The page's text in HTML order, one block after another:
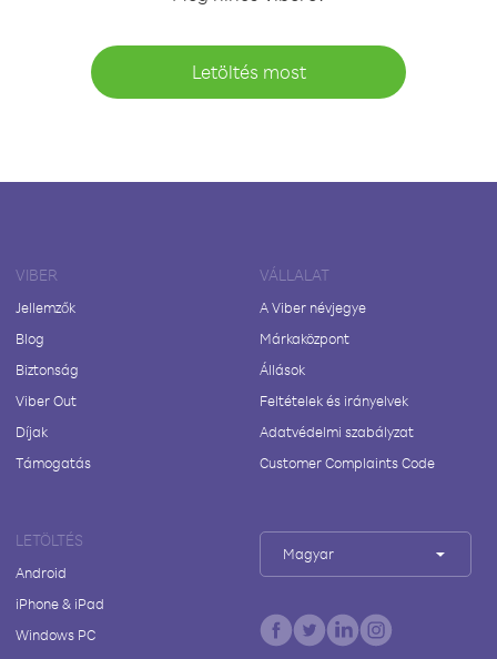
Letöltés most
VIBER
Jellemzők
Blog
Biztonság
Viber Out
Díjak
Támogatás
VÁLLALAT
A Viber névjegye
Márkaközpont
Állások
Feltételek és irányelvek
Adatvédelmi szabályzat
Customer Complaints Code
LETÖLTÉS
Android
iPhone & iPad
Windows PC
Magyar